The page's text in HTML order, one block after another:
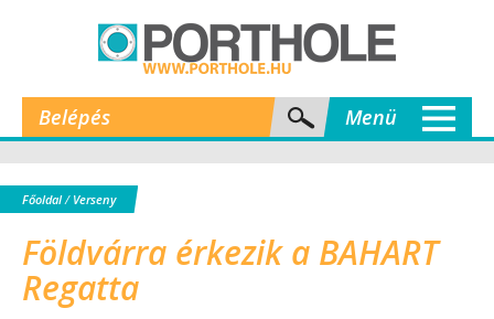
Belépés Menü
Főoldal/ Verseny
Földvárra érkezik a BAHART
Regatta